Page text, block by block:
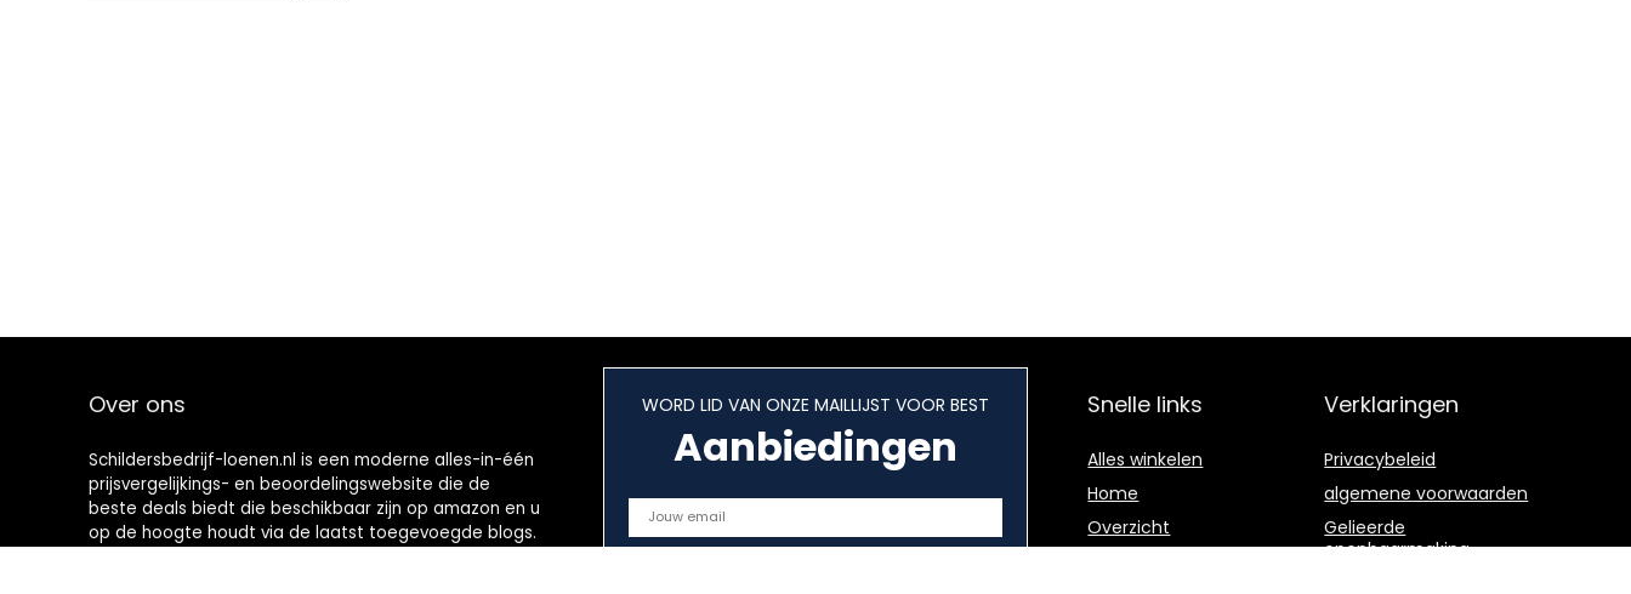
Over ons
Schildersbedrijf-loenen.nl is een moderne alles-in-één
prijsvergelijkings- en beoordelingswebsite die de
beste deals biedt die beschikbaar zijn op amazon en u
op de hoogte houdt via de laatst toegevoegde blogs.
WORD LID VAN ONZE MAILLIJST VOOR BEST
Aanbiedingen
Snelle links
Alles winkelen
Home
Overzicht
Verklaringen
Privacybeleid
algemene voorwaarden
Gelieerde
openbaarmaking